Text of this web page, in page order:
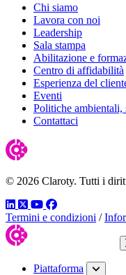
Chi siamo
Lavora con noi
Leadership
Sala stampa
Abilitazione e
Centro di affidabilità
Esperienza del
Eventi
Politiche ambientali,
Contattaci
© 2026 Claroty. Tutti i
LinkedIn
TwitterYouTube
Facebook
Termini e condizioni /
Piattaforma